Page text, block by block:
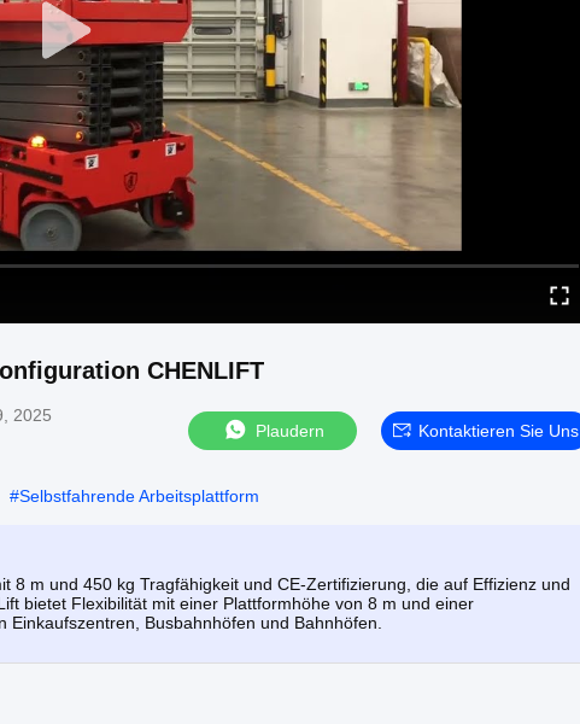
CHENLIFT
2025
Plaudern Kontaktieren Sie Uns
#Selbstfahrende Arbeitsplattform
8 m und 450 kg Tragfähigkeit und CE-Zertifizierung, die auf Effizienz und
bietet Flexibilität mit einer Plattformhöhe von 8 m und einer
Busbahnhöfen und Bahnhöfen.